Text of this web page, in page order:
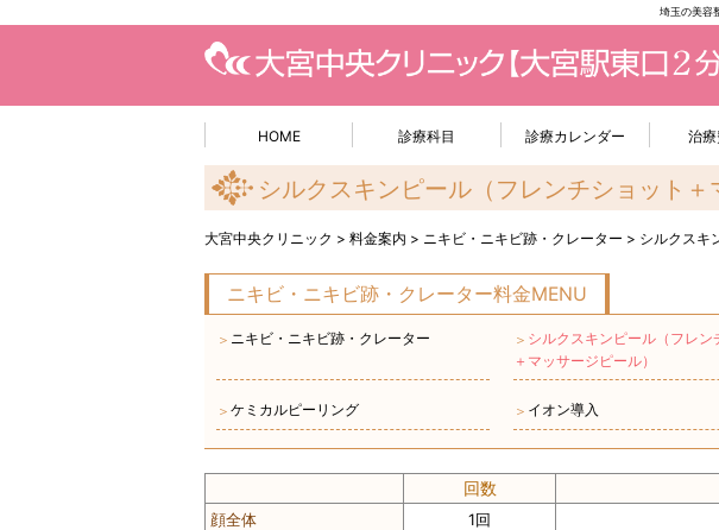
埼玉の美容
HOME 診療科目 診療カレンダー 治
シルクスキンピール（フレンチショット
大宮中央クリニック > 料金案内 > ニキビ・ニキビ跡・クレーター > シルクスキ
ニキビ・ニキビ跡・クレーター料金MENU
＞ ニキビ・ニキビ跡・クレーター ＞ シルクスキンピール（フレン
＋マッサージピール）
＞ ケミカルピーリング ＞ イオン導入
回数
顔全体 1回